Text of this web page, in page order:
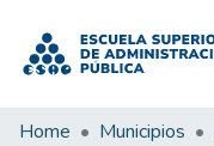
Home Municipios